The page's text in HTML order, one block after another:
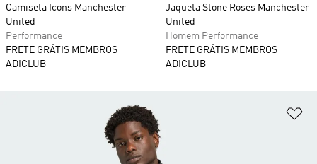
Camiseta Icons Manchester
United
Performance
FRETE GRÁTIS MEMBROS
ADICLUB
Jaqueta Stone Roses Manchester
United
Homem Performance
FRETE GRÁTIS MEMBROS
ADICLUB